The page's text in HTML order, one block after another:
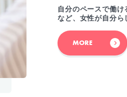
自分のペースで働
など、女性が自分ら
MORE